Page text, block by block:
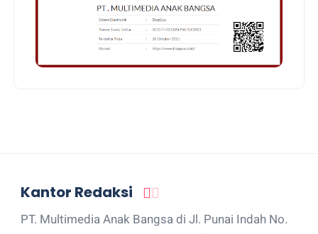
Kantor Redaksi
PT. Multimedia Anak Bangsa di Jl. Punai Indah No.